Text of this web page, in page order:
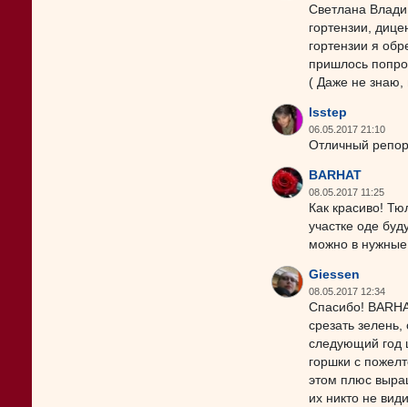
Светлана
гортензии,
гортензии я
пришлось
( Даже не знаю,
lsstep
06.05.2017 21:10
Отличный
BARHAT
08.05.2017 11:25
Как красиво!
участке оде
можно в
Giessen
08.05.2017 12:34
Спасибо!
срезать
следующий год
горшки с
этом плюс
их никто не